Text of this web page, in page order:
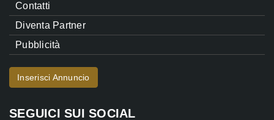
Contatti
Diventa Partner
Pubblicità
Inserisci Annuncio
SEGUICI SUI SOCIAL